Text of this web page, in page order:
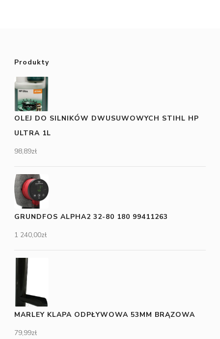
Produkty
OLEJ DO SILNIKÓW DWUSUWOWYCH STIHL HP
ULTRA 1L
98,89zł
GRUNDFOS ALPHA2 32-80 180 99411263
1 240,00zł
MARLEY KLAPA ODPŁYWOWA 53MM BRĄZOWA
79,99zł